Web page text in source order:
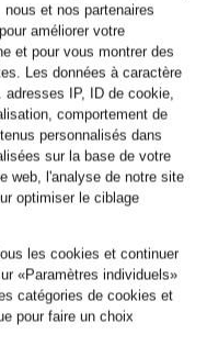
€
€
Veste sweat
avec bandes
galonnées
59,99 €
Meilleur prix:50,99 €
Initialement:75 €
et nos partenaires
améliorer votre
et pour vous montrer des
Les données à caractère
adresses IP, ID de cookie,
comportement de
personnalisés dans
sur la base de votre
web, l'analyse de notre site
optimiser le ciblage
les cookies et continuer
«Paramètres individuels»
catégories de cookies et
pour faire un choix